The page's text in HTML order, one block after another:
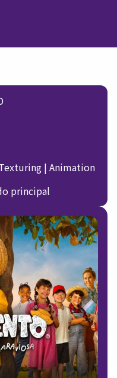
| Animation
principal